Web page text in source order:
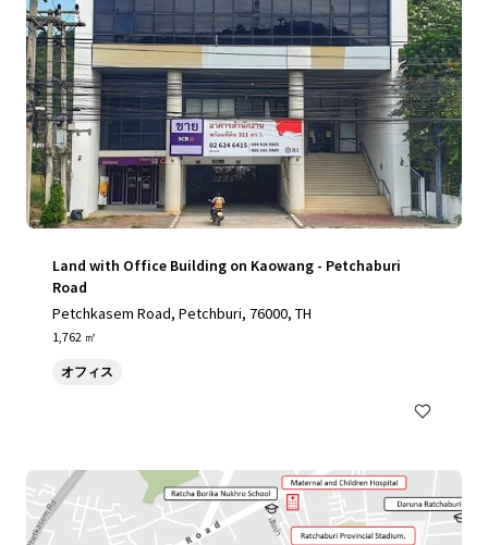
Land with Office Building on Kaowang - Petchaburi
Road
Petchkasem Road, Petchburi, 76000, TH
1,762 ㎡
オフィス